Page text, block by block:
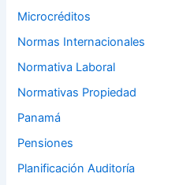
Microcréditos
Normas Internacionales
Normativa Laboral
Normativas Propiedad
Panamá
Pensiones
Planificación Auditoría